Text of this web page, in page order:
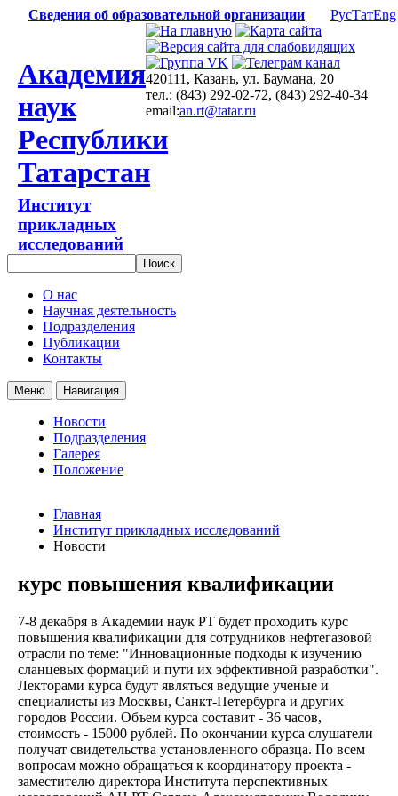
Сведения об образовательной организации РусТатEng
Академия
наук
Республики
Татарстан
Институт
прикладных
исследований
420111, Казань, ул. Баумана, 20
тел.: (843) 292-02-72, (843) 292-40-34
email:an.rt@tatar.ru
О нас
Научная деятельность
Подразделения
Публикации
Контакты
Меню Навигация
Новости
Подразделения
Галерея
Положение
Главная
Институт прикладных исследований
Новости
курс повышения квалификации
7-8 декабря в Академии наук РТ будет проходить курс
повышения квалификации для сотрудников нефтегазовой
отрасли по теме: "Инновационные подходы к изучению
сланцевых формаций и пути их эффективной разработки".
Лекторами курса будут являться ведущие ученые и
специалисты из Москвы, Санкт-Петербурга и других
городов России. Объем курса составит - 36 часов,
стоимость - 15000 рублей. По окончании курса слушатели
получат свидетельства установленного образца. По всем
вопросам можно обращаться к координатору проекта -
заместителю директора Института перспективных